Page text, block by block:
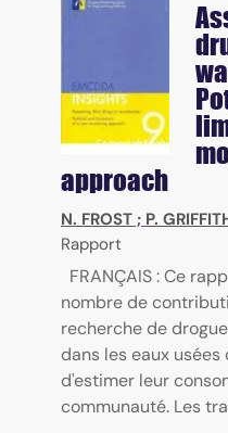
approach
N. FROST ; P.
Rapport
FRANÇAIS : Ce
nombre de
recherche de
dans les eaux
d'estimer leur
communauté. Les